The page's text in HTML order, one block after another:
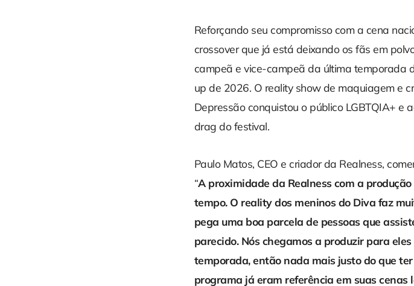
Reforçando seu compromisso com a cena
crossover que já está deixando os fãs em
campeã e vice-campeã da última temporada
up de 2026. O reality show de maquiagem e
Depressão conquistou o público LGBTQIA+ e
drag do festival.
Paulo Matos, CEO e criador da Realness,
“A proximidade da Realness com a
tempo. O reality dos meninos do Diva faz
pega uma boa parcela de pessoas que
parecido. Nós chegamos a produzir para
temporada, então nada mais justo do que
programa já eram referência em suas cenas